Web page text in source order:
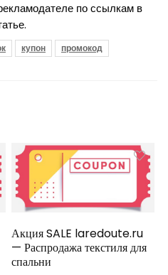
по ссылкам в
купон промокод
Акция SALE laredoute.ru
— Распродажа текстиля для
спальни